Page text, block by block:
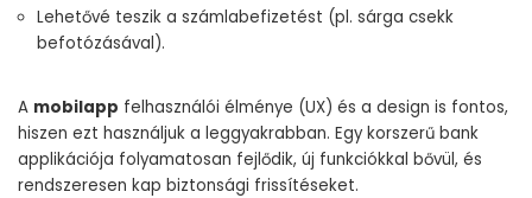
Lehetővé teszik a számlabefizetést (pl. sárga csekk
befotózásával).
A mobilapp felhasználói élménye (UX) és a design is fontos,
hiszen ezt használjuk a leggyakrabban. Egy korszerű bank
applikációja folyamatosan fejlődik, új funkciókkal bővül, és
rendszeresen kap biztonsági frissítéseket.